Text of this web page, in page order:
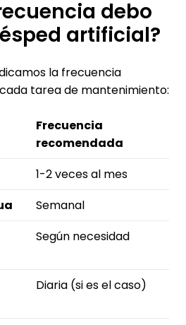
debo
artificial?
la frecuencia
tarea de mantenimiento:
Frecuencia
recomendada
1-2 veces al mes
Semanal
Según necesidad
Diaria (si es el caso)